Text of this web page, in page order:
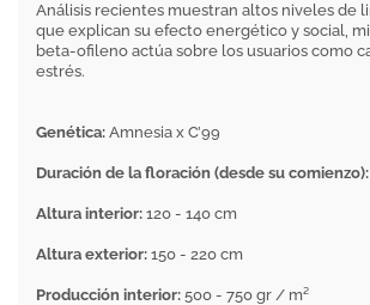
Análisis recientes muestran altos niveles de
que explican su efecto energético y social,
beta-ofileno actúa sobre los usuarios como
estrés.
Genética: Amnesia x C’99
Duración de la floración (desde su comienzo):
Altura interior: 120 - 140 cm
Altura exterior: 150 - 220 cm
Producción interior: 500 - 750 gr / m²